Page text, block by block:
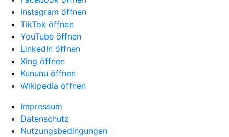
Instagram öffnen
TikTok öffnen
YouTube öffnen
LinkedIn öffnen
Xing öffnen
Kununu öffnen
Wikipedia öffnen
Impressum
Datenschutz
Nutzungsbedingungen